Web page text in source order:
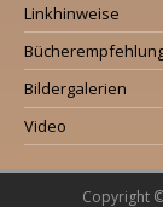
Linkhinweise
Bildergalerien
Video
Copyright